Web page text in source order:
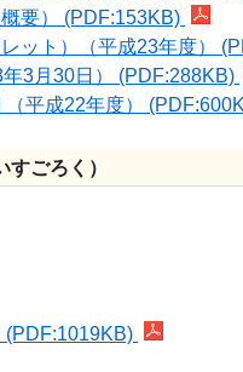
要） (PDF:153KB)
ット）（平成23年度）
3月30日） (PDF:288KB)
平成22年度）
ごろく）
(PDF:1019KB)